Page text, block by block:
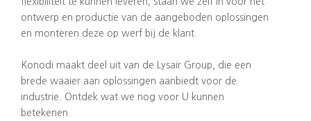
ontwerp en productie van de aangeboden oplossingen
en monteren deze op werf bij de klant.
Konodi maakt deel uit van de Lysair Group, die een
brede waaier aan oplossingen aanbiedt voor de
industrie. Ontdek wat we nog voor U kunnen
betekenen.